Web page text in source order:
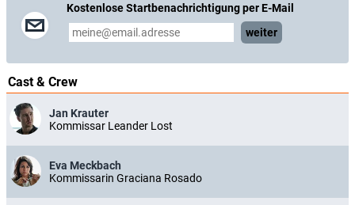
Kostenlose Startbenachrichtigung per E-Mail
weiter
Cast & Crew
Jan Krauter
Kommissar Leander Lost
Eva Meckbach
Kommissarin Graciana Rosado